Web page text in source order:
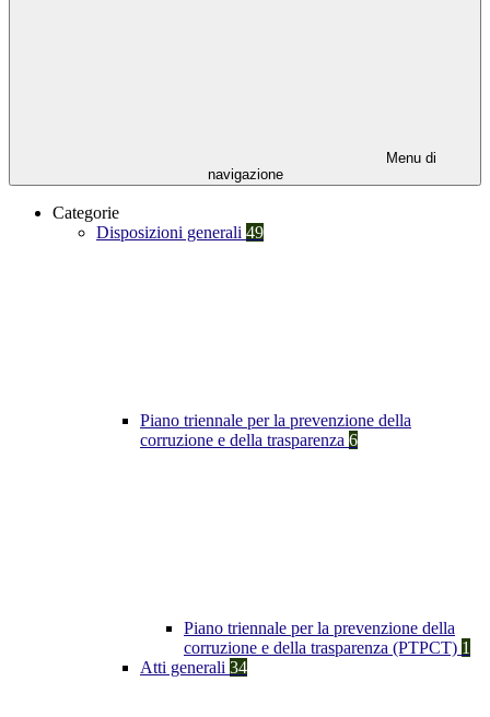
Menu di
navigazione
Categorie
Disposizioni generali 49
Piano triennale per la prevenzione della
corruzione e della trasparenza 6
Piano triennale per la prevenzione della
corruzione e della trasparenza (PTPCT) 1
Atti generali 34